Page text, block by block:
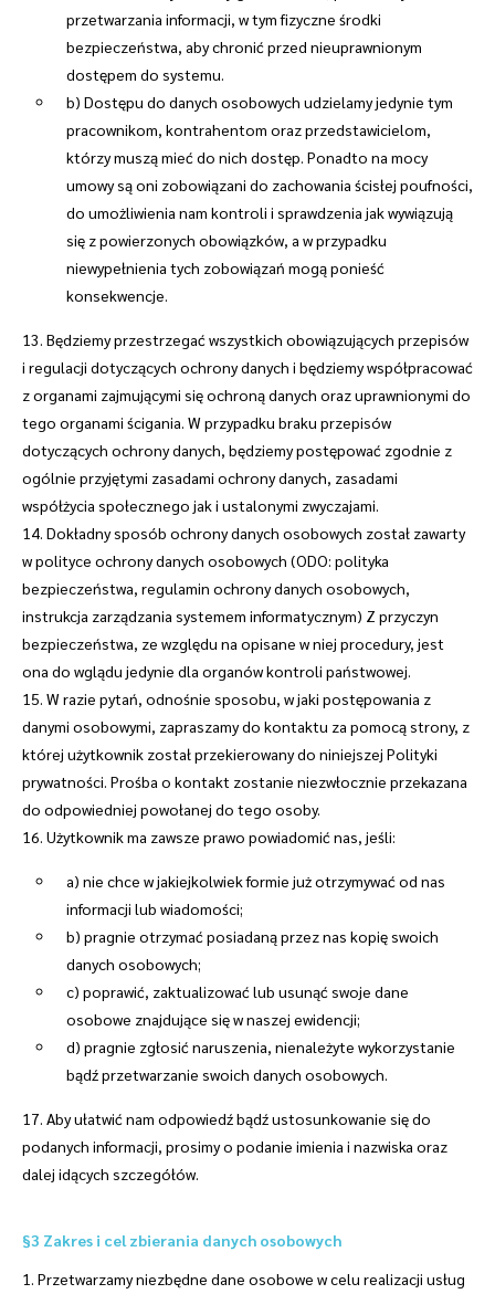
przetwarzania informacji, w tym fizyczne środki
bezpieczeństwa, aby chronić przed nieuprawnionym
dostępem do systemu.
b) Dostępu do danych osobowych udzielamy jedynie tym
pracownikom, kontrahentom oraz przedstawicielom,
którzy muszą mieć do nich dostęp. Ponadto na mocy
umowy są oni zobowiązani do zachowania ścisłej poufności,
do umożliwienia nam kontroli i sprawdzenia jak wywiązują
się z powierzonych obowiązków, a w przypadku
niewypełnienia tych zobowiązań mogą ponieść
konsekwencje.
13. Będziemy przestrzegać wszystkich obowiązujących przepisów
i regulacji dotyczących ochrony danych i będziemy współpracować
z organami zajmującymi się ochroną danych oraz uprawnionymi do
tego organami ścigania. W przypadku braku przepisów
dotyczących ochrony danych, będziemy postępować zgodnie z
ogólnie przyjętymi zasadami ochrony danych, zasadami
współżycia społecznego jak i ustalonymi zwyczajami.
14. Dokładny sposób ochrony danych osobowych został zawarty
w polityce ochrony danych osobowych (ODO: polityka
bezpieczeństwa, regulamin ochrony danych osobowych,
instrukcja zarządzania systemem informatycznym) Z przyczyn
bezpieczeństwa, ze względu na opisane w niej procedury, jest
ona do wglądu jedynie dla organów kontroli państwowej.
15. W razie pytań, odnośnie sposobu, w jaki postępowania z
danymi osobowymi, zapraszamy do kontaktu za pomocą strony, z
której użytkownik został przekierowany do niniejszej Polityki
prywatności. Prośba o kontakt zostanie niezwłocznie przekazana
do odpowiedniej powołanej do tego osoby.
16. Użytkownik ma zawsze prawo powiadomić nas, jeśli:
a) nie chce w jakiejkolwiek formie już otrzymywać od nas
informacji lub wiadomości;
b) pragnie otrzymać posiadaną przez nas kopię swoich
danych osobowych;
c) poprawić, zaktualizować lub usunąć swoje dane
osobowe znajdujące się w naszej ewidencji;
d) pragnie zgłosić naruszenia, nienależyte wykorzystanie
bądź przetwarzanie swoich danych osobowych.
17. Aby ułatwić nam odpowiedź bądź ustosunkowanie się do
podanych informacji, prosimy o podanie imienia i nazwiska oraz
dalej idących szczegółów.
§3 Zakres i cel zbierania danych osobowych
1. Przetwarzamy niezbędne dane osobowe w celu realizacji usług